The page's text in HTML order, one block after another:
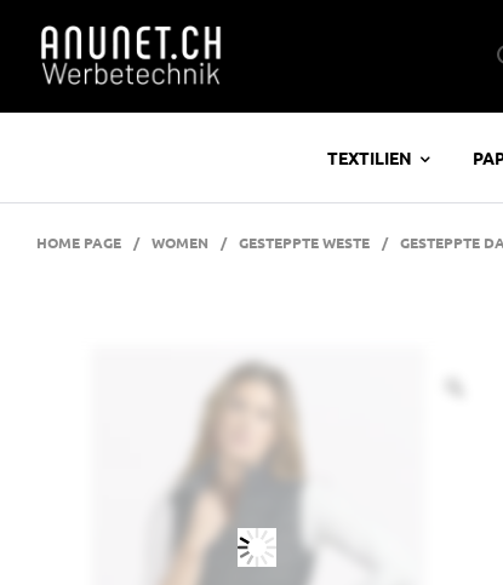
TEXTILIEN
HOME PAGE / WOMEN / GESTEPPTE WESTE / GESTEPPTE